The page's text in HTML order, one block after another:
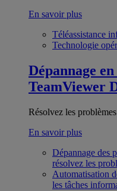
En savoir plus
Téléassistance
Technologie
Dépannage
TeamViewer
Résolvez les
En savoir plus
Dépannage des
résolvez les
Automatisation
les tâches